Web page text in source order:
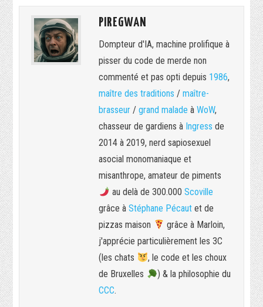
PIREGWAN
Dompteur d'IA, machine prolifique à
pisser du code de merde non
commenté et pas opti depuis 1986,
maître des traditions /maître-
brasseur /grand malade àWoW,
chasseur de gardiens à Ingress de
2014 à 2019, nerd sapiosexuel
asocial monomaniaque et
misanthrope, amateur de piments
au delà de 300.000 Scoville
grâce àStéphane Pécaut et de
pizzas maison
grâce à Marloin,
j'apprécie particulièrement les 3C
(les chats
, le code et les choux
de Bruxelles
) & la philosophie du
CCC.